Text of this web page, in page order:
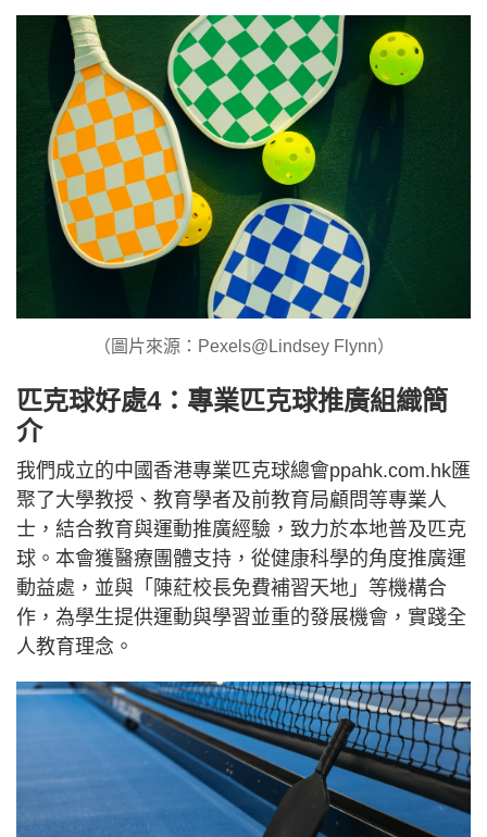
（圖片來源：Pexels@Lindsey Flynn）
匹克球好處4：專業匹克球推廣組織簡
介
我們成立的中國香港專業匹克球總會ppahk.com.hk匯
聚了大學教授、教育學者及前教育局顧問等專業人
士，結合教育與運動推廣經驗，致力於本地普及匹克
球。本會獲醫療團體支持，從健康科學的角度推廣運
動益處，並與「陳葒校長免費補習天地」等機構合
作，為學生提供運動與學習並重的發展機會，實踐全
人教育理念。